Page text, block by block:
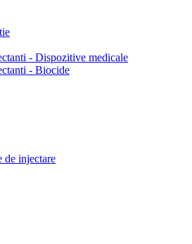
- Dispozitive medicale
- Biocide
de injectare